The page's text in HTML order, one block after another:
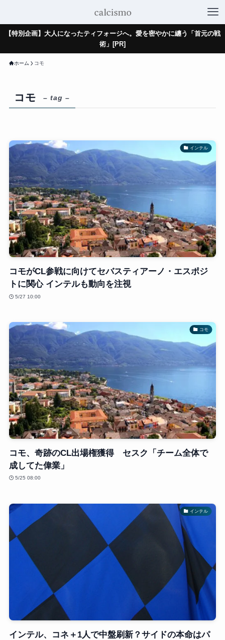
【特別企画】大人になったティフォージへ。愛を密やかに纏う「首元の戦
術」[PR]
ホーム コモ
コモ – tag –
インテル
コモがCL参戦に向けてセバスティアーノ・エスポジ
トに関心 インテルも動向を注視
5/27 10:00
コモ
コモ、奇跡のCL出場権獲得 セスク「チーム全体で
成してた偉業」
5/25 08:00
インテル
インテル、コネ＋1人で中盤刷新？サイドの本命はパ